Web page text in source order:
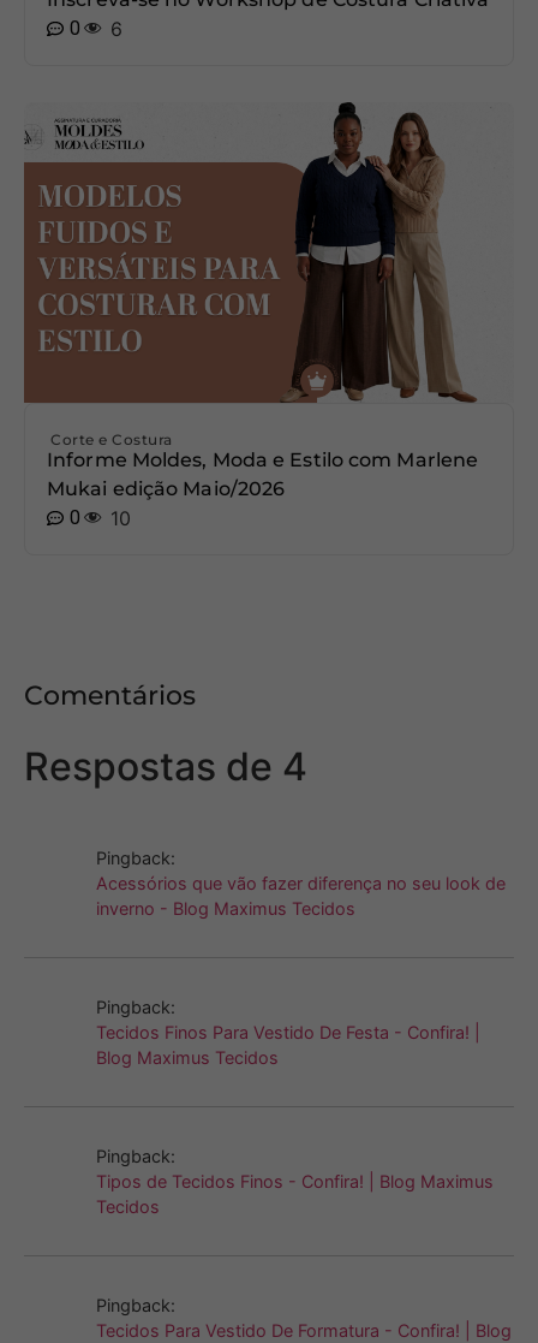
0
6
Corte e Costura
Informe Moldes, Moda e Estilo com Marlene
Mukai edição Maio/2026
0
10
Comentários
Respostas de 4
Pingback:
Acessórios que vão fazer diferença no seu look de
inverno - Blog Maximus Tecidos
Pingback:
Tecidos Finos Para Vestido De Festa - Confira! |
Blog Maximus Tecidos
Pingback:
Tipos de Tecidos Finos - Confira! | Blog Maximus
Tecidos
Pingback:
Tecidos Para Vestido De Formatura - Confira! | Blog